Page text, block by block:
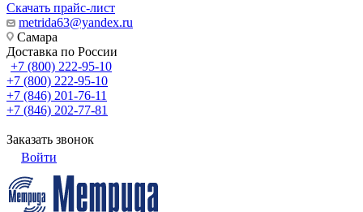
Скачать прайс-лист
metrida63@yandex.ru
Самара
Доставка по России
+7 (800) 222-95-10
+7 (800) 222-95-10
+7 (846) 201-76-11
+7 (846) 202-77-81
Заказать звонок
Войти